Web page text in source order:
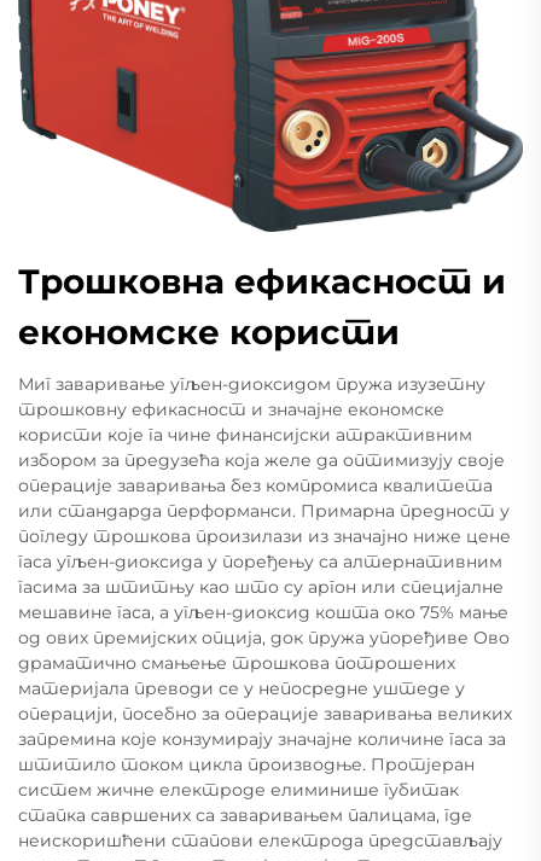
Трошковна ефикасност и
економске користи
Миг заваривање угљен-диоксидом пружа изузетну
трошковну ефикасност и значајне економске
користи које га чине финансијски атрактивним
избором за предузећа која желе да оптимизују своје
операције заваривања без компромиса квалитета
или стандарда перформанси. Примарна предност у
погледу трошкова произилази из значајно ниже цене
гаса угљен-диоксида у поређењу са алтернативним
гасима за штитњу као што су аргон или специјалне
мешавине гаса, а угљен-диоксид кошта око 75% мање
од ових премијских опција, док пружа упоређиве Ово
драматично смањење трошкова потрошених
материјала преводи се у непосредне уштеде у
операцији, посебно за операције заваривања великих
запремина које конзумирају значајне количине гаса за
штитило током цикла производње. Протјеран
систем жичне електроде елиминише губитак
стапка савршених са заваривањем палицама, где
неискоришћени стапови електрода представљају